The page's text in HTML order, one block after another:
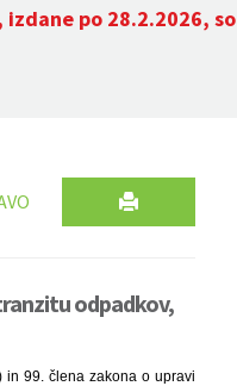
po 28.2.2026, so
odpadkov,
in 99. člena zakona o upravi